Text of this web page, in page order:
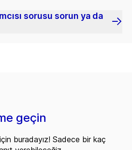
sorusu sorun ya da
geçin
buradayız! Sadece bir kaç